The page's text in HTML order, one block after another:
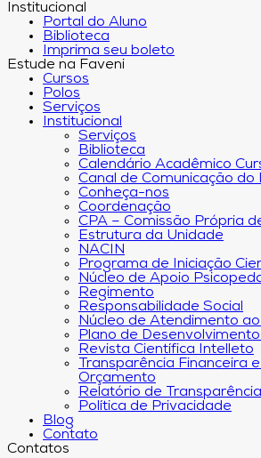
Institucional
Portal do Aluno
Biblioteca
Imprima seu boleto
Estude na Faveni
Cursos
Polos
Serviços
Institucional
Serviços
Biblioteca
Calendário Acadêmico
Canal de Comunicação do
Conheça-nos
Coordenação
CPA – Comissão Própria
Estrutura da Unidade
NACIN
Programa de Iniciação
Núcleo de Apoio
Regimento
Responsabilidade Social
Núcleo de Atendimento
Plano de
Revista Científica Intelleto
Transparência Financeira
Orçamento
Relatório de
Política de Privacidade
Blog
Contato
Contatos